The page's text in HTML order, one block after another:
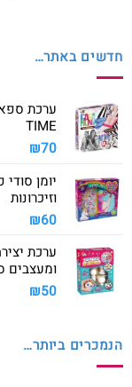
חדשים באתר…
TIME
₪70
יומן
וזיכרונות
₪60
ערכת
ומעצבים
₪50
הנמכרים ביותר…